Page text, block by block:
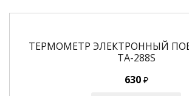
ТЕРМОМЕТР ЭЛЕКТРОННЫЙ
ТА-288S
630 ₽